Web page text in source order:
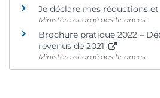
Je déclare mes réductions
Ministère chargé des finances
Brochure pratique 2022 –
revenus de 2021
Ministère chargé des finances